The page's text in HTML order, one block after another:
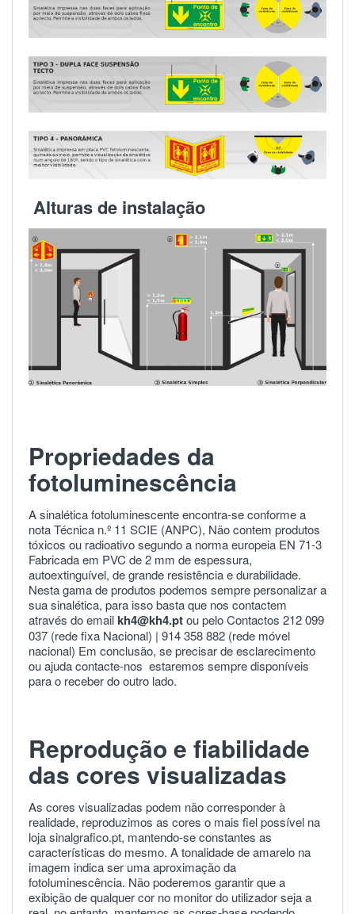
Alturas de instalação
Propriedades da
fotoluminescência
A sinalética fotoluminescente encontra-se conforme a
nota Técnica n.º 11 SCIE (ANPC), Não contem produtos
tóxicos ou radioativo segundo a norma europeia EN 71-3
Fabricada em PVC de 2 mm de espessura,
autoextinguível, de grande resistência e durabilidade.
Nesta gama de produtos podemos sempre personalizar a
sua sinalética, para isso basta que nos contactem
através do emailkh4@kh4.ptou pelo Contactos 212 099
037 (rede fixa Nacional) | 914 358 882 (rede móvel
nacional) Em conclusão, se precisar de esclarecimento
ou ajudacontacte-nos estaremos sempre disponíveis
para o receber do outro lado.
Reprodução e fiabilidade
das cores visualizadas
As cores visualizadas podem não corresponder à
realidade, reproduzimos as cores o mais fiel possível na
loja sinalgrafico.pt, mantendo-se constantes as
características do mesmo. A tonalidade de amarelo na
imagem indica ser uma aproximação da
fotoluminescência. Não poderemos garantir que a
exibição de qualquer cor no monitor do utilizador seja a